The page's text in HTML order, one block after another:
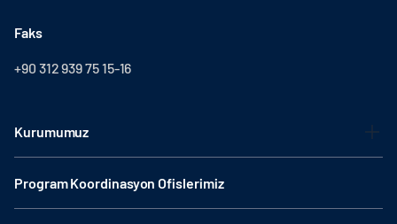
Faks
+90 312 939 75 15-16
Kurumumuz
Program Koordinasyon Ofislerimiz